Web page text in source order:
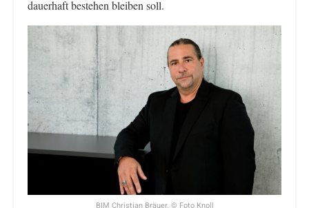
dauerhaft bestehen bleiben soll.
BIM Christian Bräuer. © Foto Knoll